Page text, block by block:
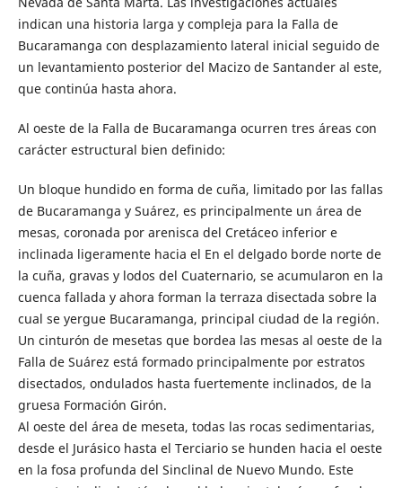
indican una historia larga y compleja para la Falla de
Bucaramanga con desplazamiento lateral inicial seguido de
un levantamiento posterior del Macizo de Santander al este,
que continúa hasta ahora.
Al oeste de la Falla de Bucaramanga ocurren tres áreas con
carácter estructural bien definido:
Un bloque hundido en forma de cuña, limitado por las fallas
de Bucaramanga y Suárez, es principalmente un área de
mesas, coronada por arenisca del Cretáceo inferior e
inclinada ligeramente hacia el En el delgado borde norte de
la cuña, gravas y lodos del Cuaternario, se acumularon en la
cuenca fallada y ahora forman la terraza disectada sobre la
cual se yergue Bucaramanga, principal ciudad de la región.
Un cinturón de mesetas que bordea las mesas al oeste de la
Falla de Suárez está formado principalmente por estratos
disectados, ondulados hasta fuertemente inclinados, de la
gruesa Formación Girón.
Al oeste del área de meseta, todas las rocas sedimentarias,
desde el Jurásico hasta el Terciario se hunden hacia el oeste
en la fosa profunda del Sinclinal de Nuevo Mundo. Este